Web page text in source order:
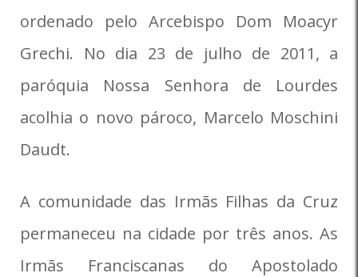
ordenado pelo Arcebispo Dom Moacyr
Grechi. No dia 23 de julho de 2011, a
paróquia Nossa Senhora de Lourdes
acolhia o novo pároco, Marcelo Moschini
Daudt.
A comunidade das Irmãs Filhas da Cruz
permaneceu na cidade por três anos. As
Irmãs Franciscanas do Apostolado